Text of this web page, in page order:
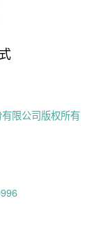
限公司版权所有